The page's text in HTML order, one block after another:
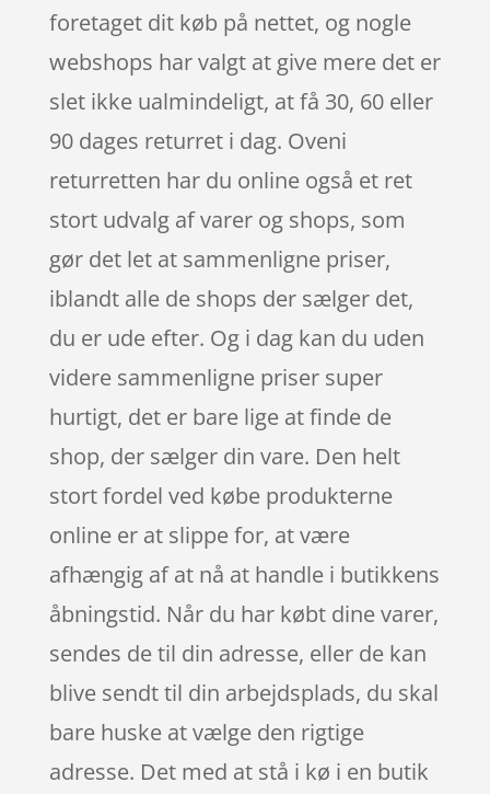
foretaget dit køb på nettet, og nogle
webshops har valgt at give mere det er
slet ikke ualmindeligt, at få 30, 60 eller
90 dages returret i dag. Oveni
returretten har du online også et ret
stort udvalg af varer og shops, som
gør det let at sammenligne priser,
iblandt alle de shops der sælger det,
du er ude efter. Og i dag kan du uden
videre sammenligne priser super
hurtigt, det er bare lige at finde de
shop, der sælger din vare. Den helt
stort fordel ved købe produkterne
online er at slippe for, at være
afhængig af at nå at handle i butikkens
åbningstid. Når du har købt dine varer,
sendes de til din adresse, eller de kan
blive sendt til din arbejdsplads, du skal
bare huske at vælge den rigtige
adresse. Det med at stå i kø i en butik